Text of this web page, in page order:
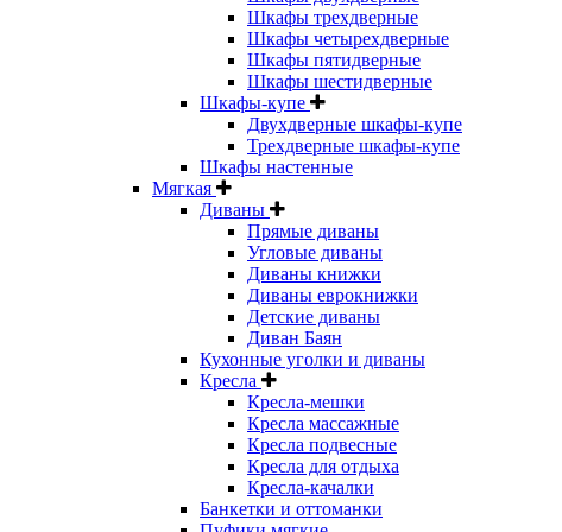
Шкафы трехдверные
Шкафы четырехдверные
Шкафы пятидверные
Шкафы шестидверные
Шкафы-купе
Двухдверные шкафы-купе
Трехдверные шкафы-купе
Шкафы настенные
Мягкая
Диваны
Прямые диваны
Угловые диваны
Диваны книжки
Диваны еврокнижки
Детские диваны
Диван Баян
Кухонные уголки и диваны
Кресла
Кресла-мешки
Кресла массажные
Кресла подвесные
Кресла для отдыха
Кресла-качалки
Банкетки и оттоманки